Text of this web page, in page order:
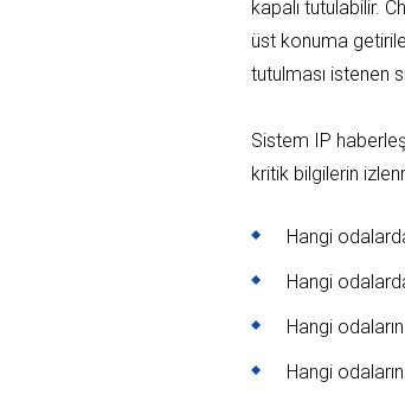
kapalı tutulabilir.
üst konuma
tutulması istenen
Sistem IP
kritik bilgilerin
Hangi
Hangi
Hangi
Hangi